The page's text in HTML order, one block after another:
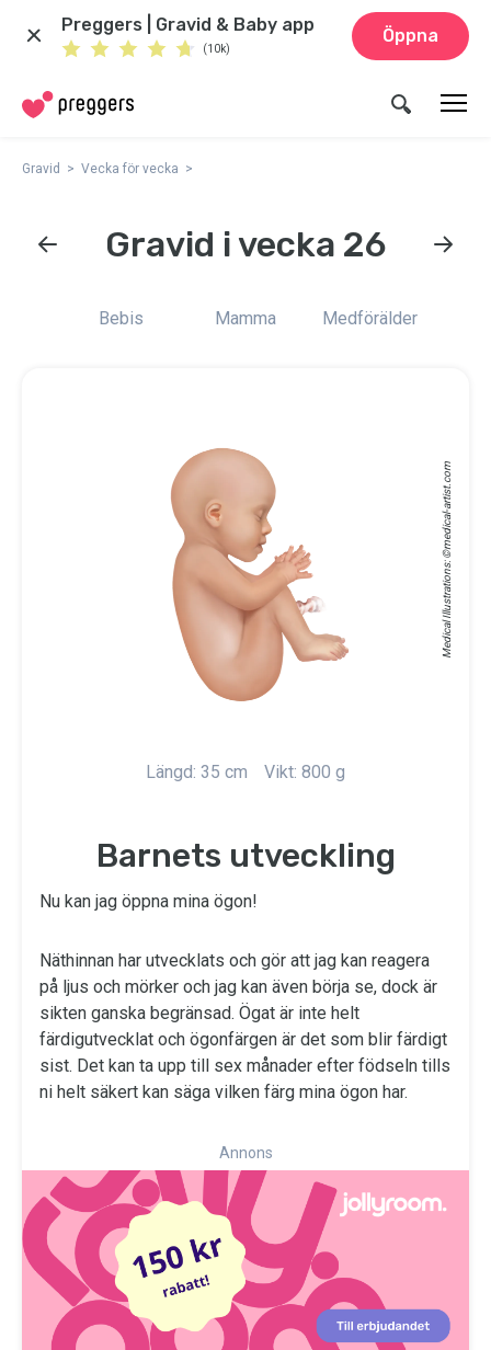
Preggers | Gravid & Baby app
(10k)
Öppna
Gravid Vecka för vecka
Gravid i vecka 26
Bebis Mamma Medförälder
Medical Illustrations: ©
medical-artist.com
Längd: 35 cm Vikt: 800 g
Barnets utveckling
Nu kan jag öppna mina ögon!
Näthinnan har utvecklats och gör att jag kan reagera
på ljus och mörker och jag kan även börja se, dock är
sikten ganska begränsad. Ögat är inte helt
färdigutvecklat och ögonfärgen är det som blir färdigt
sist. Det kan ta upp till sex månader efter födseln tills
ni helt säkert kan säga vilken färg mina ögon har.
Annons